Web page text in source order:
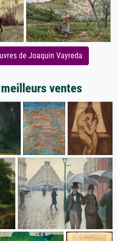
de Joaquin Vayreda
ventes